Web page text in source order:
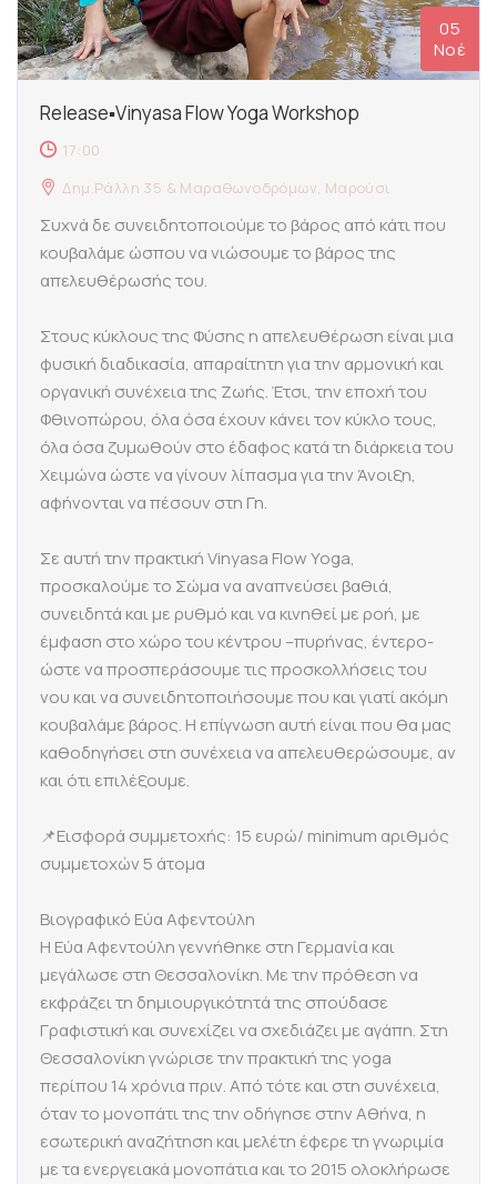
Release▪Vinyasa Flow Yoga Workshop
17:00
Δημ.Ράλλη 35 & Μαραθωνοδρόμων, Μαρούσι
Συχνά δε συνειδητοποιούμε το βάρος από κάτι που
κουβαλάμε ώσπου να νιώσουμε το βάρος της
απελευθέρωσής του.
Στους κύκλους της Φύσης η απελευθέρωση είναι μια
φυσική διαδικασία, απαραίτητη για την αρμονική και
οργανική συνέχεια της Ζωής. Έτσι, την εποχή του
Φθινοπώρου, όλα όσα έχουν κάνει τον κύκλο τους,
όλα όσα ζυμωθούν στο έδαφος κατά τη διάρκεια του
Χειμώνα ώστε να γίνουν λίπασμα για την Άνοιξη,
αφήνονται να πέσουν στη Γη.
Σε αυτή την πρακτική Vinyasa Flow Yoga,
προσκαλούμε το Σώμα να αναπνεύσει βαθιά,
συνειδητά και με ρυθμό και να κινηθεί με ροή, με
έμφαση στο χώρο του κέντρου –πυρήνας, έντερο-
ώστε να προσπεράσουμε τις προσκολλήσεις του
νου και να συνειδητοποιήσουμε που και γιατί ακόμη
κουβαλάμε βάρος. Η επίγνωση αυτή είναι που θα μας
καθοδηγήσει στη συνέχεια να απελευθερώσουμε, αν
και ότι επιλέξουμε.
📌Εισφορά συμμετοχής: 15 ευρώ/ minimum αριθμός
συμμετοχών 5 άτομα
Bιογραφικό Εύα Αφεντούλη
Η Εύα Αφεντούλη γεννήθηκε στη Γερμανία και
μεγάλωσε στη Θεσσαλονίκη. Με την πρόθεση να
εκφράζει τη δημιουργικότητά της σπούδασε
Γραφιστική και συνεχίζει να σχεδιάζει με αγάπη. Στη
Θεσσαλονίκη γνώρισε την πρακτική της yoga
περίπου 14 χρόνια πριν. Από τότε και στη συνέχεια,
όταν το μονοπάτι της την οδήγησε στην Αθήνα, η
εσωτερική αναζήτηση και μελέτη έφερε τη γνωριμία
με τα ενεργειακά μονοπάτια και το 2015 ολοκλήρωσε
05
Νοέ